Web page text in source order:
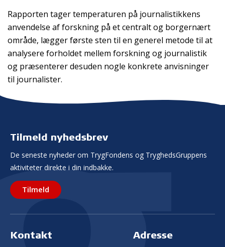
Rapporten tager temperaturen på journalistikkens
anvendelse af forskning på et centralt og borgernært
område, lægger første sten til en generel metode til at
analysere forholdet mellem forskning og journalistik
og præsenterer desuden nogle konkrete anvisninger
til journalister.
Tilmeld nyhedsbrev
De seneste nyheder om TrygFondens og TryghedsGruppens
aktiviteter direkte i din indbakke.
Tilmeld
Kontakt Adresse